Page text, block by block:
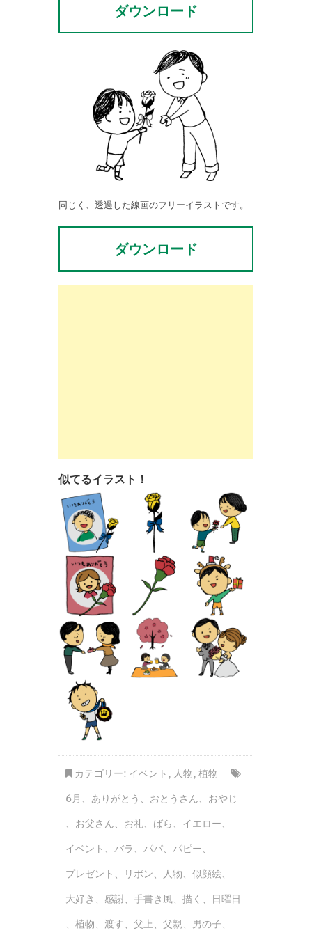
ダウンロード
同じく、透過した線画のフリーイラストです。
ダウンロード
似てるイラスト！
カテゴリー: イベント , 人物, 植物
6月 、 ありがとう 、 おとうさん、 おやじ
、 お父さん、 お礼、 ばら 、 イエロー、
イベント 、 バラ 、 パパ、 パピー、
プレゼント 、 リボン、 人物、 似顔絵、
大好き 、 感謝、 手書き風、 描く 、
日曜日
、 植物、 渡す、 父上、 父親、 男の子、